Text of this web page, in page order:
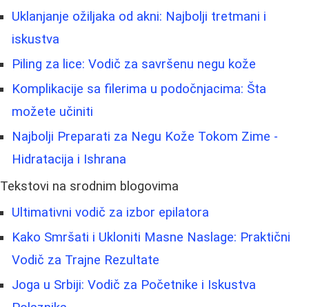
Uklanjanje ožiljaka od akni: Najbolji tretmani i
iskustva
Piling za lice: Vodič za savršenu negu kože
Komplikacije sa filerima u podočnjacima: Šta
možete učiniti
Najbolji Preparati za Negu Kože Tokom Zime -
Hidratacija i Ishrana
Tekstovi na srodnim blogovima
Ultimativni vodič za izbor epilatora
Kako Smršati i Ukloniti Masne Naslage: Praktični
Vodič za Trajne Rezultate
Joga u Srbiji: Vodič za Početnike i Iskustva